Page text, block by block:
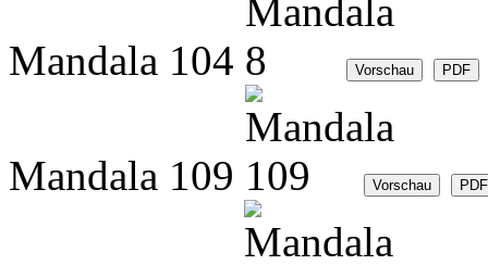
Mandala 104
Mandala 109